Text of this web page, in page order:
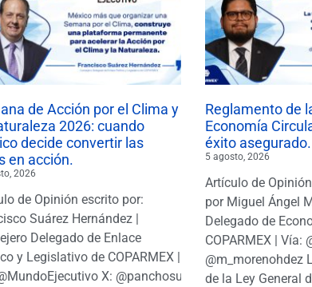
de Acción por el Clima y
2026: cuando
decide convertir las
en acción.
2026
de Opinión escrito por:
Suárez Hernández |
Delegado de Enlace
y Legislativo de COPARMEX |
X: @panchosuarezh
Reglamento de
Economía
éxito asegurado.
5 agosto, 2026
Artículo de
por Miguel Ángel
Delegado de
COPARMEX | Vía:
@m_morenohdez
de la Ley General